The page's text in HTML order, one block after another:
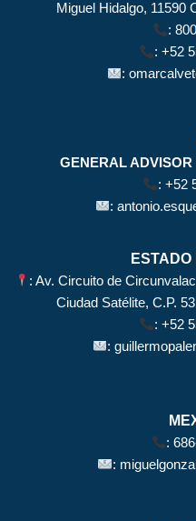
Miguel Hidalgo, 11590
:
: +52
:
GENERAL
: +52
:
ESTADO
: Av. Circuito de
Ciudad Satélite, C.P.
: +52
:
:
: